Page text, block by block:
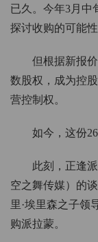
已久。今年3月中
探讨收购的可能
但根据新报
数股权，成为控
营控制权。
如今，这份
此刻，正逢
空之舞传媒）的
里·埃里森之子领
购派拉蒙。